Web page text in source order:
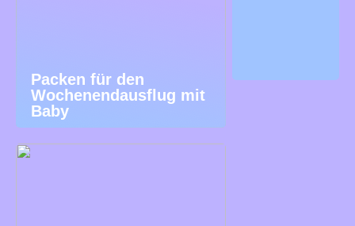
Packen für den
Wochenendausflug mit
Baby